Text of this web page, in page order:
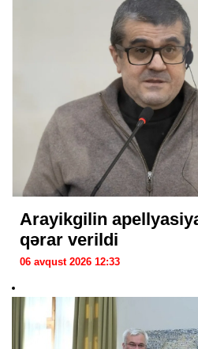
Arayikgilin
qərar verildi
06 avqust 2026 12:33